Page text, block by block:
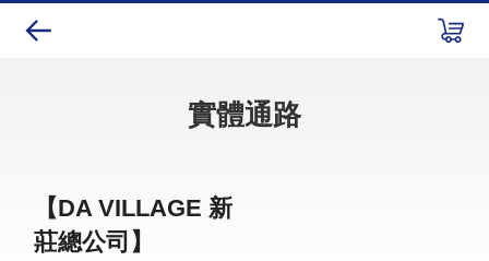
實體通路
【DA VILLAGE 新
莊總公司】